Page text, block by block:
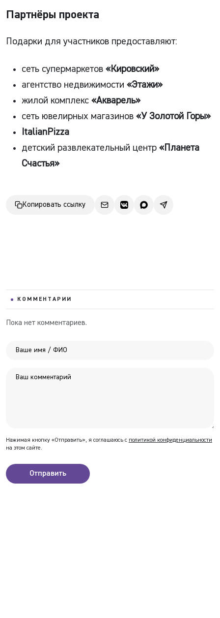
Партнёры проекта
Подарки для участников предоставляют:
сеть супермаркетов «Кировский»
агентство недвижимости «Этажи»
жилой комплекс «Акварель»
сеть ювелирных магазинов «У Золотой Горы»
ItalianPizza
детский развлекательный центр «Планета
Счастья»
Копировать ссылку
КОММЕНТАРИИ
Пока нет комментариев.
Нажимая кнопку «Отправить», я соглашаюсь с политикой конфиденциальности
на этом сайте.
Отправить